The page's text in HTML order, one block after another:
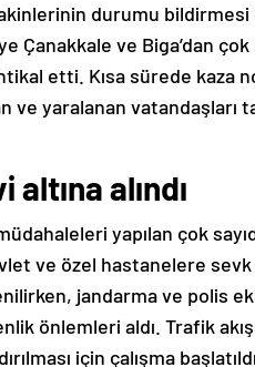
durumu
Çanakkale ve Biga’dan
etti. Kısa sürede kaza
ve yaralanan vatandaşları
alındı
yapılan çok
ve özel hastanelere sevk
jandarma ve polis
önlemleri aldı. Trafik
için çalışma